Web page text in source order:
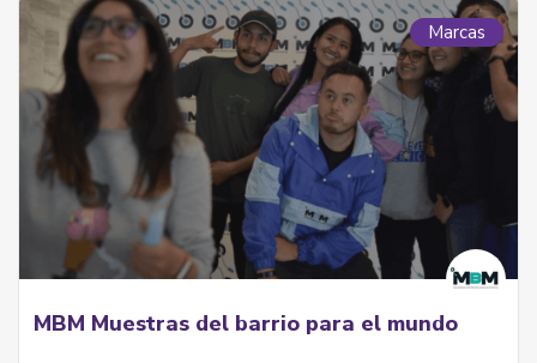
Marcas
MBM Muestras del barrio para el mundo